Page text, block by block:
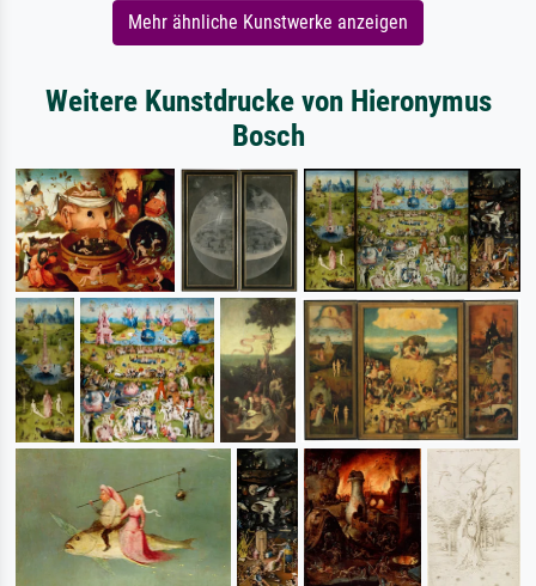
Mehr ähnliche Kunstwerke anzeigen
Weitere Kunstdrucke von Hieronymus
Bosch